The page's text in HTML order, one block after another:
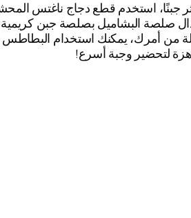
جبنًا، استخدم قطع دجاج ناغتس
صلصة البشاميل بصلصة جبن كريمية
من أمرك، يمكنك استخدام البطاطس
لتحضير وجبة أسرع!